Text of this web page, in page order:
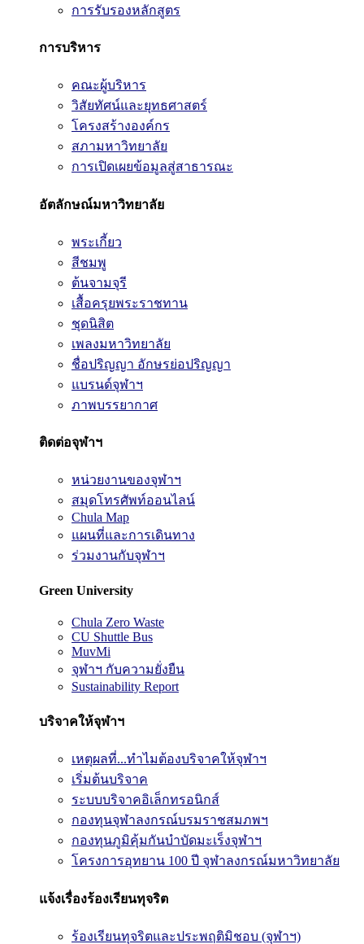
การรับรองหลักสูตร
การบริหาร
คณะผู้บริหาร
วิสัยทัศน์และยุทธศาสตร์
โครงสร้างองค์กร
สภามหาวิทยาลัย
การเปิดเผยข้อมูลสู่สาธารณะ
อัตลักษณ์มหาวิทยาลัย
พระเกี้ยว
สีชมพู
ต้นจามจุรี
เสื้อครุยพระราชทาน
ชุดนิสิต
เพลงมหาวิทยาลัย
ชื่อปริญญา อักษรย่อปริญญา
แบรนด์จุฬาฯ
ภาพบรรยากาศ
ติดต่อจุฬาฯ
หน่วยงานของจุฬาฯ
สมุดโทรศัพท์ออนไลน์
Chula Map
แผนที่และการเดินทาง
ร่วมงานกับจุฬาฯ
Green University
Chula Zero Waste
CU Shuttle Bus
MuvMi
จุฬาฯ กับความยั่งยืน
Sustainability Report
บริจาคให้จุฬาฯ
เหตุผลที่...ทำไมต้องบริจาคให้จุฬาฯ
เริ่มต้นบริจาค
ระบบบริจาคอิเล็กทรอนิกส์
กองทุนจุฬาลงกรณ์บรมราชสมภพฯ
กองทุนภูมิคุ้มกันบำบัดมะเร็งจุฬาฯ
โครงการอุทยาน 100 ปี จุฬาลงกรณ์มหาวิทยาลัย
แจ้งเรื่องร้องเรียนทุจริต
ร้องเรียนทุจริตและประพฤติมิชอบ (จุฬาฯ)